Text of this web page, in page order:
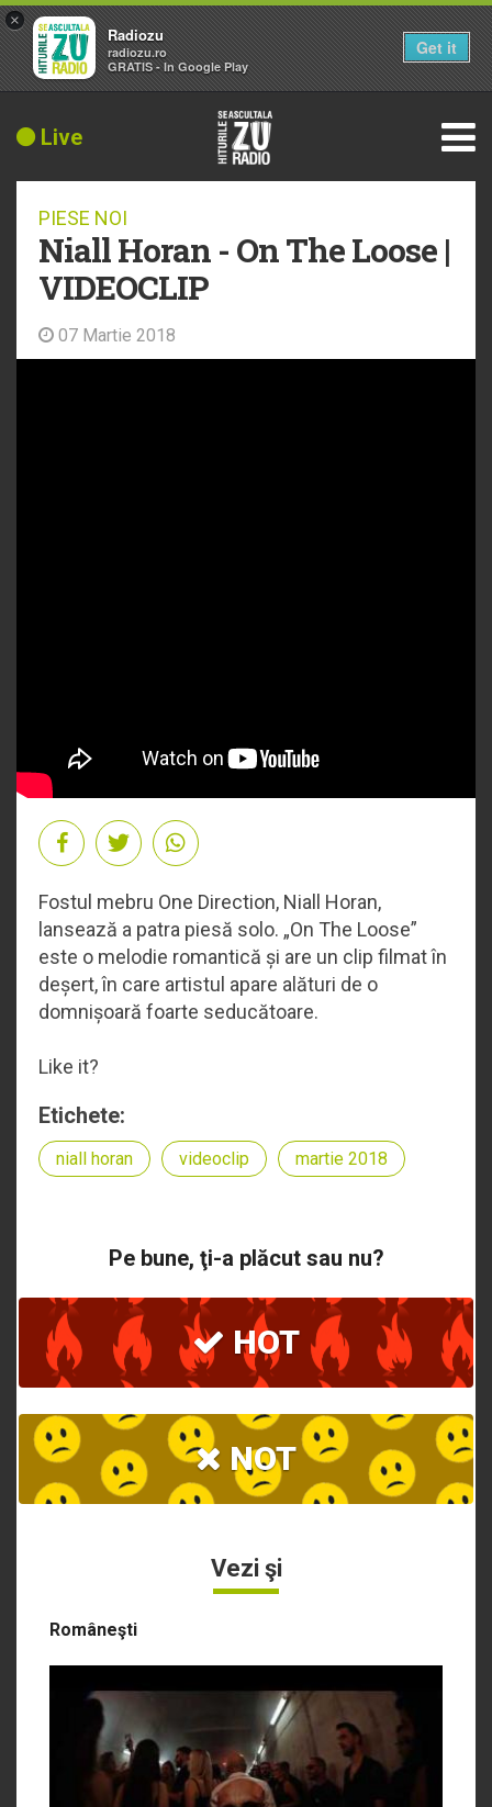
Live
PIESE NOI
Niall Horan - On The Loose |
VIDEOCLIP
07 Martie 2018
Fostul mebru One Direction, Niall Horan,
lansează a patra piesă solo. „On The Loose”
este o melodie romantică și are un clip filmat în
deșert, în care artistul apare alături de o
domnișoară foarte seducătoare.
Like it?
Etichete:
niall horan videoclip martie 2018
Pe bune, ţi-a plăcut sau nu?
HOT
NOT
Vezi şi
Româneşti
×
Radiozu
radiozu.ro
GRATIS - In Google Play
Get it